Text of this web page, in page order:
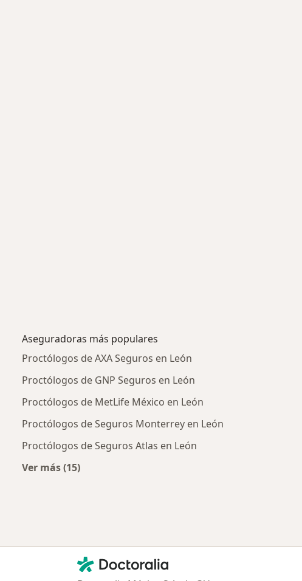
Aseguradoras más populares
Proctólogos de AXA Seguros en León
Proctólogos de GNP Seguros en León
Proctólogos de MetLife México en León
Proctólogos de Seguros Monterrey en León
Proctólogos de Seguros Atlas en León
Ver más (15)
Contacto
Doctoralia - Página de inicio